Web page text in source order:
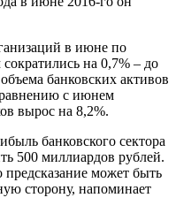
в июне по
на 0,7% – до
банковских активов
с июнем
вырос на 8,2%.
банковского сектора
500 миллиардов рублей.
предсказание может быть
сторону, напоминает